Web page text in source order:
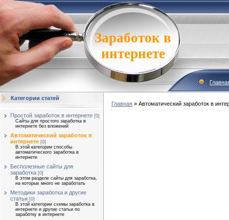
Заработок в
интернете
Категории статей
Простой заработок в интернете [0]
Сайты для простого заработка в
интернете без вложений
Автоматический заработок в
интернете [0]
В этой категории способы
автоматического заработка в
интернете
Бесполезные сайты для
заработка [0]
В этом разделе сайты для заработка,
на которых много не заработать
Методики заработка и другие
статьи [0]
В этой категории схемы заработка в
интернете и другие статьи по
заработку в интернете
Главная » Автоматический заработок в